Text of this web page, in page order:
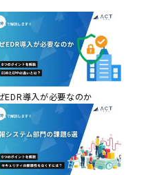
EDR導入が必要なのか